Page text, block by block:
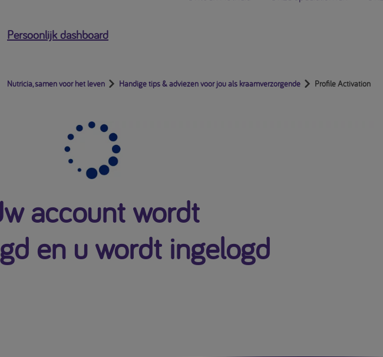
Persoonlijk dashboard
Nutricia, samen voor het leven Handige tips & adviezen voor jou als kraamverzorgende Profile Activation
account wordt
en u wordt ingelogd